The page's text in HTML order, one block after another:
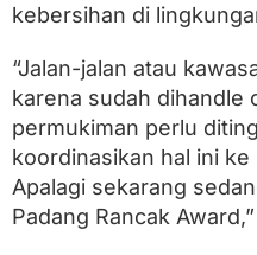
kebersihan di
“Jalan-jalan atau
karena sudah dihandle
permukiman perlu
koordinasikan hal ini ke
Apalagi sekarang
Padang Rancak